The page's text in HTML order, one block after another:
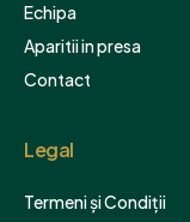
Echipa
Aparitii in presa
Contact
Legal
Termeni și Condiții